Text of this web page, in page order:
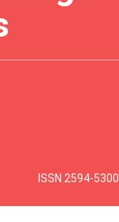
ISSN 2594-5300